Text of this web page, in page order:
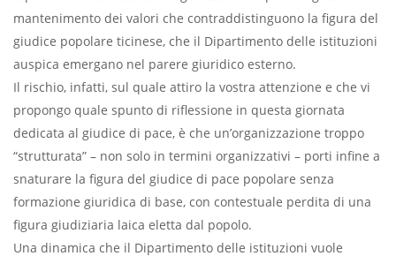
mantenimento dei valori che contraddistinguono la figura del
giudice popolare ticinese, che il Dipartimento delle istituzioni
auspica emergano nel parere giuridico esterno.
Il rischio, infatti, sul quale attiro la vostra attenzione e che vi
propongo quale spunto di riflessione in questa giornata
dedicata al giudice di pace, è che un’organizzazione troppo
“strutturata” – non solo in termini organizzativi – porti infine a
snaturare la figura del giudice di pace popolare senza
formazione giuridica di base, con contestuale perdita di una
figura giudiziaria laica eletta dal popolo.
Una dinamica che il Dipartimento delle istituzioni vuole